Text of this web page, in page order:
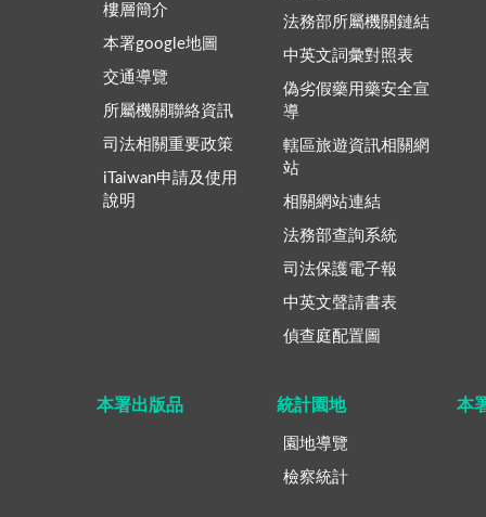
樓層簡介
本署google地圖
交通導覽
所屬機關聯絡資訊
司法相關重要政策
iTaiwan申請及使用
說明
法務部所屬機關鏈結
中英文詞彙對照表
偽劣假藥用藥安全宣
導
轄區旅遊資訊相關網
站
相關網站連結
法務部查詢系統
司法保護電子報
中英文聲請書表
偵查庭配置圖
本署出版品 統計園地
園地導覽
檢察統計
本